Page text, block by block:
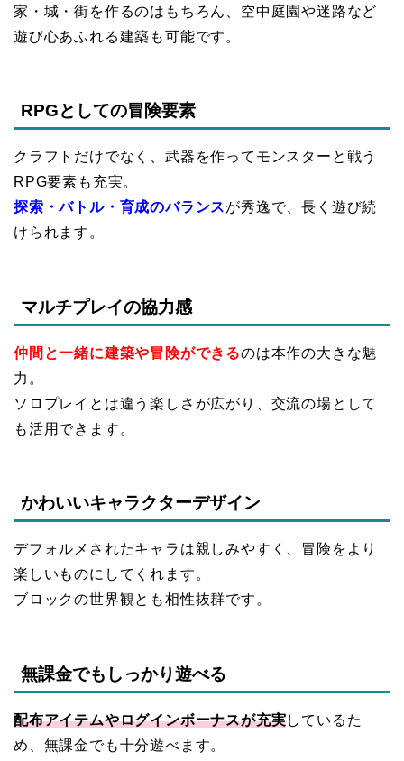
家・城・街を作るのはもちろん、空中庭園や迷路など
遊び心あふれる建築も可能です。
RPGとしての冒険要素
クラフトだけでなく、武器を作ってモンスターと戦う
RPG要素も充実。
探索・バトル・育成のバランスが秀逸で、長く遊び続
けられます。
マルチプレイの協力感
仲間と一緒に建築や冒険ができるのは本作の大きな魅
力。
ソロプレイとは違う楽しさが広がり、交流の場として
も活用できます。
かわいいキャラクターデザイン
デフォルメされたキャラは親しみやすく、冒険をより
楽しいものにしてくれます。
ブロックの世界観とも相性抜群です。
無課金でもしっかり遊べる
配布アイテムやログインボーナスが充実しているた
め、無課金でも十分遊べます。